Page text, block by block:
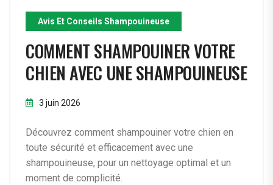
Avis Et Conseils Shampouineuse
COMMENT SHAMPOUINER VOTRE
CHIEN AVEC UNE SHAMPOUINEUSE
3 juin 2026
Découvrez comment shampouiner votre chien en
toute sécurité et efficacement avec une
shampouineuse, pour un nettoyage optimal et un
moment de complicité.